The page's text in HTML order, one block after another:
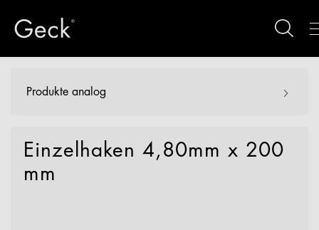
Produkte analog
Einzelhaken 4,80mm x 200
mm